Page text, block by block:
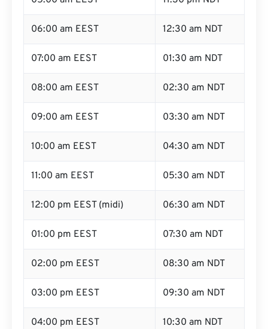
06:00 am EEST 12:30 am NDT
07:00 am EEST 01:30 am NDT
08:00 am EEST 02:30 am NDT
09:00 am EEST 03:30 am NDT
10:00 am EEST 04:30 am NDT
11:00 am EEST 05:30 am NDT
12:00 pm EEST (midi) 06:30 am NDT
01:00 pm EEST 07:30 am NDT
02:00 pm EEST 08:30 am NDT
03:00 pm EEST 09:30 am NDT
04:00 pm EEST 10:30 am NDT